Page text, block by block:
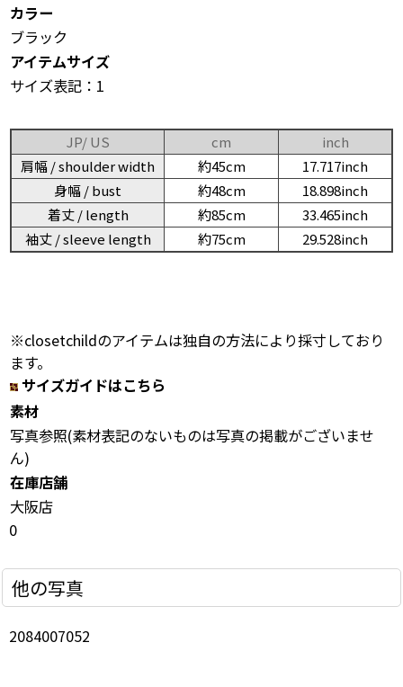
カラー
ブラック
アイテムサイズ
サイズ表記：1
JP/ US cm
inch
肩幅 / shoulder width
約45cm
17.717inch
身幅 / bust
約48cm
18.898inch
着丈 / length
約85cm
33.465inch
袖丈 / sleeve length
約75cm 29.528inch
※closetchildのアイテムは独自の方法により採寸しており
ます。
サイズガイドはこちら
素材
写真参照(素材表記のないものは写真の掲載がございませ
ん)
在庫店舗
大阪店
0
他の写真
2084007052